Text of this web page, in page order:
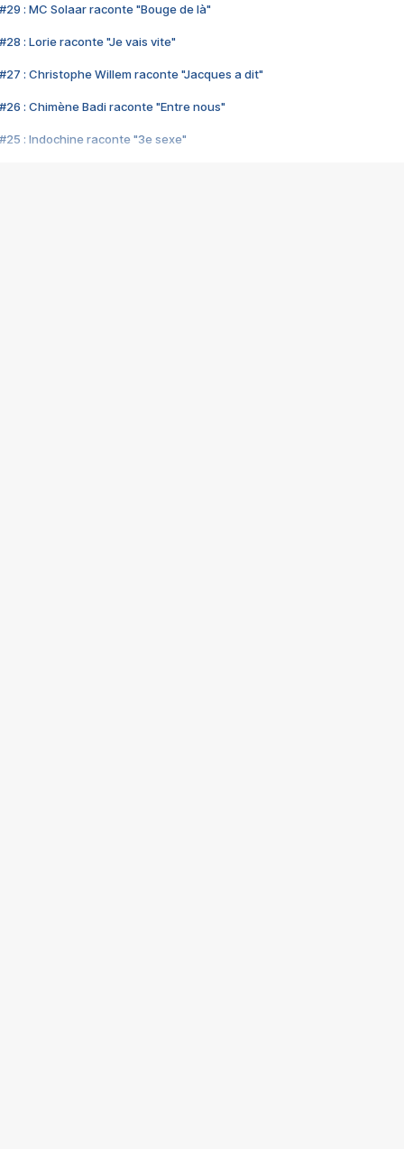
#29 : MC Solaar raconte "Bouge de là"
#28 : Lorie raconte "Je vais vite"
#27 : Christophe Willem raconte "Jacques a dit"
#26 : Chimène Badi raconte "Entre nous"
#25 : Indochine raconte "3e sexe"